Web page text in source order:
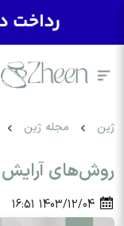
ژین مجله ژین
روش‌های آرایش
1403/12/04
16:51